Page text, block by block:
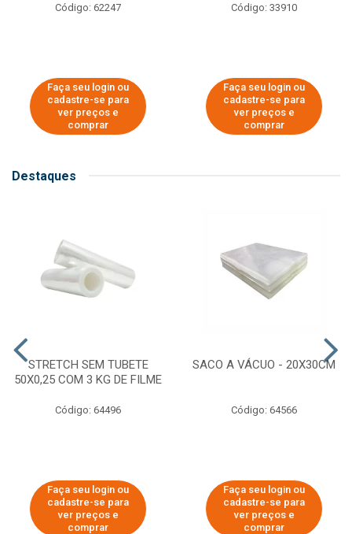
Código: 62247
Faça seu login ou
cadastre-se para
ver preços e
comprar
Código: 33910
Faça seu login ou
cadastre-se para
ver preços e
comprar
Destaques
STRETCH SEM TUBETE
50X0,25 COM 3 KG DE FILME
Código: 64496
Faça seu login ou
cadastre-se para
ver preços e
comprar
SACO A VÁCUO - 20X30CM
Código: 64566
Faça seu login ou
cadastre-se para
ver preços e
comprar